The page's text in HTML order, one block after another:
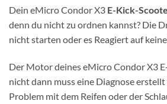
Dein eMicro Condor X3 E-Kick-
denn du nicht zu ordnen kannst? Die
nicht starten oder es Reagiert auf
Der Motor deines eMicro Condor X3
nicht dann muss eine Diagnose
Problem mit dem Reifen oder der